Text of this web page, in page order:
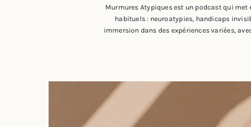
Murmures Atypiques est un podcast qui
habituels : neuroatypies, handicaps
immersion dans des expériences variées,